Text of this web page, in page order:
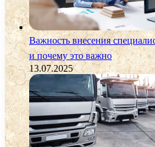
Важность внесения
и почему это важно
13.07.2025